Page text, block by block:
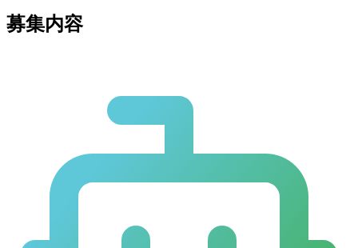
募集内容